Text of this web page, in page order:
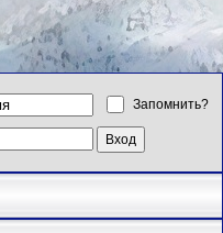
Запомнить?